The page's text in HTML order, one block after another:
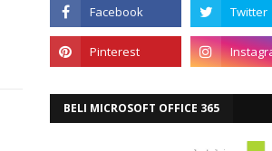
BELI MICROSOFT OFFICE 365